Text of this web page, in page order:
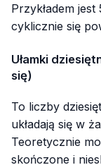
Przykładem jest
cyklicznie się
Ułamki
się)
To liczby
układają się w
Teoretycznie
skończone i